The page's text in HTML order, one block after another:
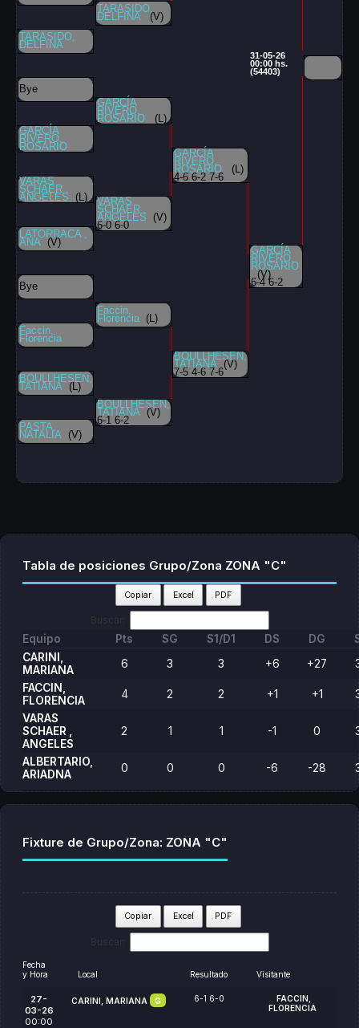
TARASIDO,
DELFINA
Bye
GARCÍA
RIVERO,
ROSARIO
VARAS
SCHAER ,
ANGELES (L)
LATORRACA ,
ANA (V)
Bye
Faccin,
Florencia
BOULLHESEN,
TATIANA (L)
PASTA,
NATALIA (V)
TARASIDO,
DELFINA (V)
GARCÍA
RIVERO,
ROSARIO (L)
VARAS
SCHAER ,
ANGELES (V)
6-0 6-0
Faccin,
Florencia (L)
BOULLHESEN,
TATIANA (V)
6-1 6-2
GARCÍA
RIVERO,
ROSARIO (L)
4-6 6-2 7-6
BOULLHESEN,
TATIANA (V)
7-5 4-6 7-6
31-05-26
00:00 hs.
(54403)
GARCÍA
RIVERO,
ROSARIO
(V)
6-4 6-2
Tabla de posiciones Grupo/Zona ZONA "C"
Copiar Excel PDF
Equipo Pts SG S1/D1 DS DG
CARINI,
MARIANA
6 3 3 +6 +27
FACCIN,
FLORENCIA
4 2 2 +1 +1
VARAS
SCHAER ,
ANGELES
2 1 1 -1 0
ALBERTARIO,
ARIADNA
0 0 0 -6 -28
Fixture de Grupo/Zona: ZONA "C"
Copiar Excel PDF
Fecha
y Hora
Local Resultado Visitante
27-
03-26
00:00
CARINI, MARIANA G 6-1 6-0
FACCIN,
FLORENCIA